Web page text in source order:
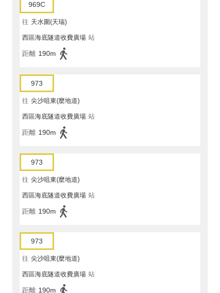
969C
往 天水圍(天瑞)
西區海底隧道收費廣場 站
距離 190m
973
往 尖沙咀東(麼地道)
西區海底隧道收費廣場 站
距離 190m
973
往 尖沙咀東(麼地道)
西區海底隧道收費廣場 站
距離 190m
973
往 尖沙咀東(麼地道)
西區海底隧道收費廣場 站
距離 190m